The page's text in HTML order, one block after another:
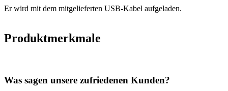
Er wird mit dem mitgelieferten USB-Kabel aufgeladen.
Produktmerkmale
Was sagen unsere zufriedenen Kunden?